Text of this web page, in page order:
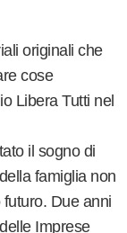
originali che
cose
Libera Tutti nel
il sogno di
famiglia non
Due anni
Imprese